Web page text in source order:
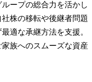
ープの総合力を活かし
株の移転や後継者問題
適な承継方法を支援。
族へのスムーズな資産